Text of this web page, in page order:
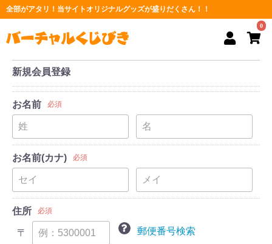
全部がアタリ！当サイトオリジナルグッズが盛りだくさん！！
0
新規会員登録
お名前 必須
お名前(カナ) 必須
住所 必須
〒 郵便番号検索